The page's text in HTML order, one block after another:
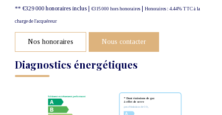
** €329 000 honoraires inclus | €315 000 hors honoraires | Honoraires : 4.44% TTC à la
charge de l'acquéreur
Nos honoraires Nous contacter
Diagnostics énergétiques